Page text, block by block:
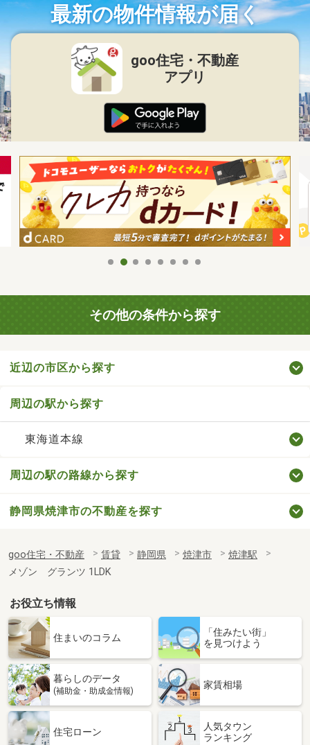
最新の物件情報が届く
goo住宅・不動産
アプリ
その他の条件から探す
近辺の市区から探す
周辺の駅から探す
東海道本線
周辺の駅の路線から探す
静岡県焼津市の不動産を探す
goo住宅・不動産 賃貸 静岡県 焼津市
焼津駅
メゾン グランツ 1LDK
お役立ち情報
住まいのコラム
「住みたい街」
を見つけよう
暮らしのデータ
(補助金・助成金情報)
家賃相場
住宅ローン
人気タウン
ランキング